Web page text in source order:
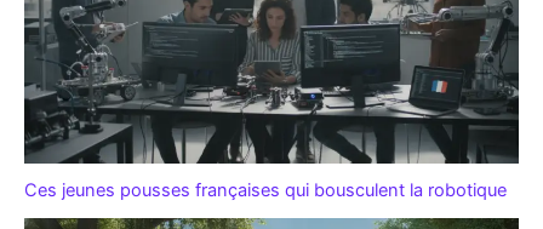
Ces jeunes pousses françaises qui bousculent la robotique